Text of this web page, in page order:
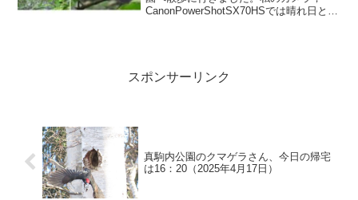
CanonPowerShotSX70HSでは晴れ日と曇
スポンサーリンク
真駒内公園のクマゲラさん、今日の帰宅
は16：20（2025年4月17日）